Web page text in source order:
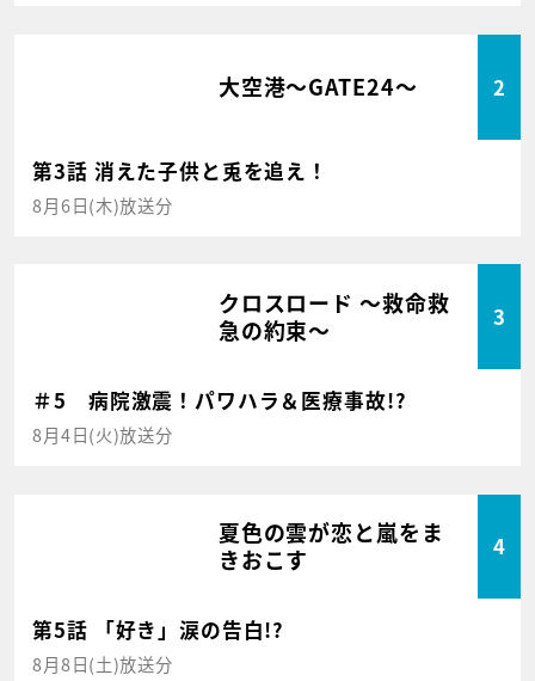
大空港～GATE24～ 2
第3話 消えた子供と兎を追え！
8月6日(木)放送分
クロスロード ～救命救
急の約束～
3
＃5 病院激震！パワハラ＆医療事故!?
8月4日(火)放送分
夏色の雲が恋と嵐をま
きおこす
4
第5話 「好き」涙の告白!?
8月8日(土)放送分